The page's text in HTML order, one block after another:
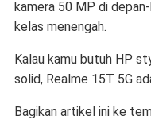
kamera 50 MP di
kelas menengah.
Kalau kamu butuh HP
solid, Realme 15T 5G
Bagikan artikel ini ke